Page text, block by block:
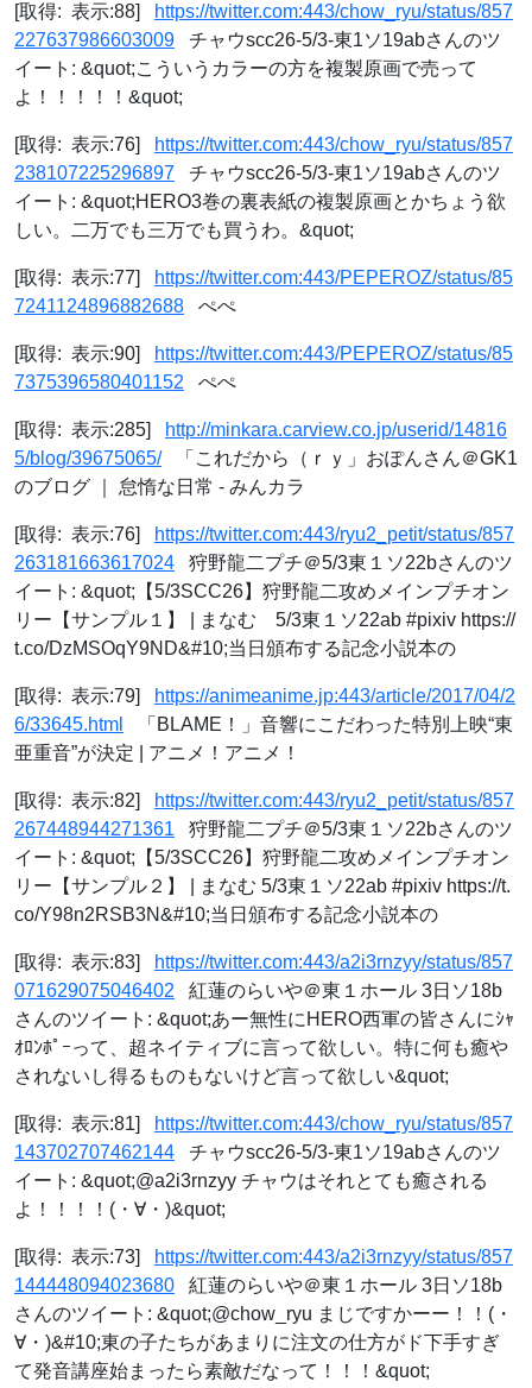
[取得: 表示:88]
https://twitter.com:443/chow_ryu/status/857
227637986603009 チャウscc26-5/3-東1ソ19abさんのツ
イート: &quot;こういうカラーの方を複製原画で売って
よ！！！！！&quot;
[取得: 表示:76]
https://twitter.com:443/chow_ryu/status/857
238107225296897 チャウscc26-5/3-東1ソ19abさんのツ
イート: &quot;HERO3巻の裏表紙の複製原画とかちょう欲
しい。二万でも三万でも買うわ。&quot;
[取得: 表示:77]
https://twitter.com:443/PEPEROZ/status/85
7241124896882688 ぺぺ
[取得: 表示:90]
https://twitter.com:443/PEPEROZ/status/85
7375396580401152 ぺぺ
[取得: 表示:285]
http://minkara.carview.co.jp/userid/14816
5/blog/39675065/「これだから（ｒｙ」おぽんさん＠GK1
のブログ ｜ 怠惰な日常 - みんカラ
[取得: 表示:76]
https://twitter.com:443/ryu2_petit/status/857
263181663617024 狩野龍二プチ＠5/3東１ソ22bさんのツ
イート: &quot;【5/3SCC26】狩野龍二攻めメインプチオン
リー【サンプル１】 | まなむ 5/3東１ソ22ab #pixiv https://
t.co/DzMSOqY9ND&#10;当日頒布する記念小説本の
[取得: 表示:79]
https://animeanime.jp:443/article/2017/04/2
6/33645.html
「BLAME！」音響にこだわった特別上映“東
亜重音”が決定 | アニメ！アニメ！
[取得: 表示:82]
https://twitter.com:443/ryu2_petit/status/857
267448944271361 狩野龍二プチ＠5/3東１ソ22bさんのツ
イート: &quot;【5/3SCC26】狩野龍二攻めメインプチオン
リー【サンプル２】 | まなむ 5/3東１ソ22ab #pixiv https://t.
co/Y98n2RSB3N&#10;当日頒布する記念小説本の
[取得: 表示:83]
https://twitter.com:443/a2i3rnzyy/status/857
071629075046402 紅蓮のらいや＠東１ホール 3日ソ18b
さんのツイート: &quot;あー無性にHERO西軍の皆さんにｼｬ
ｵﾛﾝﾎﾟｰって、超ネイティブに言って欲しい。特に何も癒や
されないし得るものもないけど言って欲しい&quot;
[取得: 表示:81]
https://twitter.com:443/chow_ryu/status/857
143702707462144 チャウscc26-5/3-東1ソ19abさんのツ
イート: &quot;@a2i3rnzyy チャウはそれとても癒される
よ！！！！(・∀・)&quot;
[取得: 表示:73]
https://twitter.com:443/a2i3rnzyy/status/857
144448094023680 紅蓮のらいや＠東１ホール 3日ソ18b
さんのツイート: &quot;@chow_ryu まじですかーー！！(・
∀・)&#10;東の子たちがあまりに注文の仕方がド下手すぎ
て発音講座始まったら素敵だなって！！！&quot;